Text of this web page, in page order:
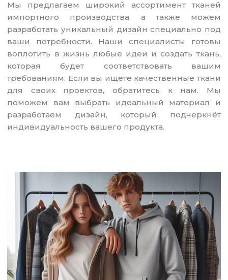
Мы предлагаем широкий ассортимент тканей
импортного производства, а также можем
разработать уникальный дизайн специально под
ваши потребности. Наши специалисты готовы
воплотить в жизнь любые идеи и создать ткань,
которая будет соответствовать вашим
требованиям. Если вы ищете качественные ткани
для своих проектов, обратитесь к нам. Мы
поможем вам выбрать идеальный материал и
разработаем дизайн, который подчеркнёт
индивидуальность вашего продукта.